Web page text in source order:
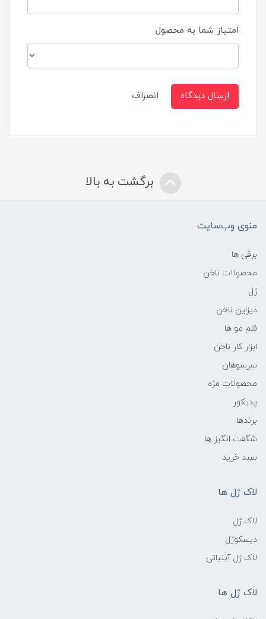
امتیاز شما به محصول
ارسال دیدگاه انصراف
برگشت به بالا
منوی وب‌سایت
برقی ها
محصولات ناخن
ژل
دیزاین ناخن
قلم مو ها
ابزار کار ناخن
سرسوهان
محصولات مژه
پدیکور
برندها
شگفت انگیز ها
سبد خرید
لاک ژل ها
لاک ژل
دیسکوژل
لاک ژل آبنباتی
لاک ژل ها